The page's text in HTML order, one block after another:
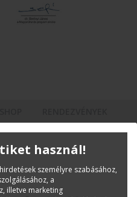
használ!
személyre szabásához,
a
illetve marketing